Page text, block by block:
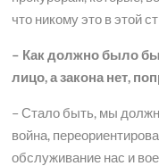
что никому это в этой
– Как должно было бы
лицо, а закона нет,
– Стало быть, мы
война,
обслуживание нас и